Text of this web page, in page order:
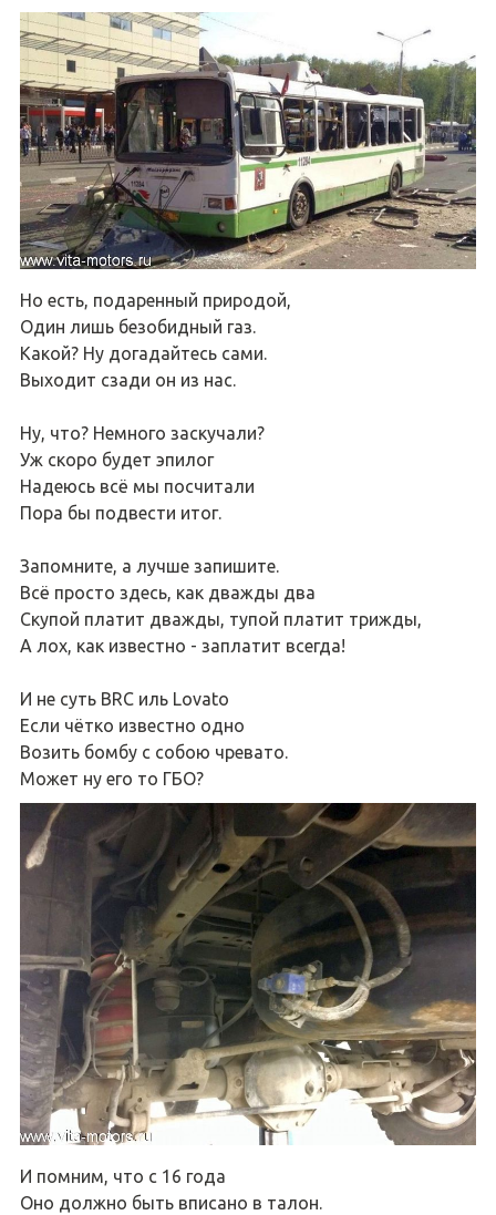
Но есть, подаренный природой,
Один лишь безобидный газ.
Какой? Ну догадайтесь сами.
Выходит сзади он из нас.
Ну, что? Немного заскучали?
Уж скоро будет эпилог
Надеюсь всё мы посчитали
Пора бы подвести итог.
Запомните, а лучше запишите.
Всё просто здесь, как дважды два
Скупой платит дважды, тупой платит трижды,
А лох, как известно - заплатит всегда!
И не суть BRC иль Lovato
Если чётко известно одно
Возить бомбу с собою чревато.
Может ну его то ГБО?
И помним, что с 16 года
Оно должно быть вписано в талон.